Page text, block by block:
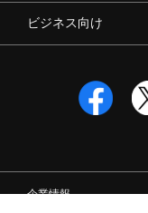
ビジネス向け
企業情報